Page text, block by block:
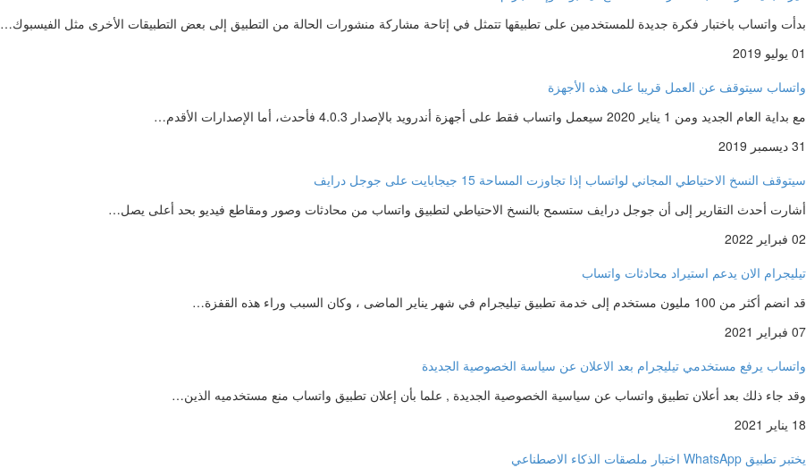
بدأت واتساب باختبار فكرة جديدة للمستخدمين على تطبيقها تتمثل في إتاحة مشاركة منشورات الحالة من التطبيق إلى بعض التطبيقات الأخرى مثل الفيسبوك…
01 يوليو 2019
واتساب سيتوقف عن العمل قريبا على هذه الأجهزة
مع بداية العام الجديد ومن 1 يناير 2020 سيعمل واتساب فقط على أجهزة أندرويد بالإصدار 4.0.3 فأحدث، أما الإصدارات الأقدم…
31 ديسمبر 2019
سيتوقف النسخ الاحتياطي المجاني لواتساب إذا تجاوزت المساحة 15 جيجابايت على جوجل درايف
أشارت أحدث التقارير إلى أن جوجل درايف ستسمح بالنسخ الاحتياطي لتطبيق واتساب من محادثات وصور ومقاطع فيديو بحد أعلى يصل…
02 فبراير 2022
تيليجرام الان يدعم استيراد محادثات واتساب
قد انضم أكثر من 100 مليون مستخدم إلى خدمة تطبيق تيليجرام في شهر يناير الماضى ، وكان السبب وراء هذه القفزة…
07 فبراير 2021
واتساب يرفع مستخدمي تيليجرام بعد الاعلان عن سياسة الخصوصية الجديدة
وقد جاء ذلك بعد أعلان تطبيق واتساب عن سياسية الخصوصية الجديدة , علما بأن إعلان تطبيق واتساب منع مستخدميه الذين…
18 يناير 2021
يختبر تطبيق WhatsApp اختبار ملصقات الذكاء الاصطناعي